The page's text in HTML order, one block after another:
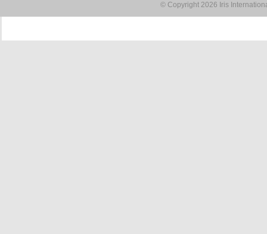
© Copyright 2026 Iris